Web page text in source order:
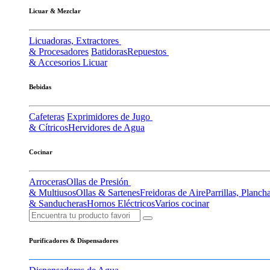
Licuar & Mezclar
Licuadoras, Extractores
& Procesadores BatidorasRepuestos
& Accesorios Licuar
Bebidas
Cafeteras Exprimidores de Jugo
& CítricosHervidores de Agua
Cocinar
ArrocerasOllas de Presión
& MultiusosOllas & SartenesFreidoras de AireParrillas,
& SanducherasHornos EléctricosVarios cocinar
Purificadores & Dispensadores